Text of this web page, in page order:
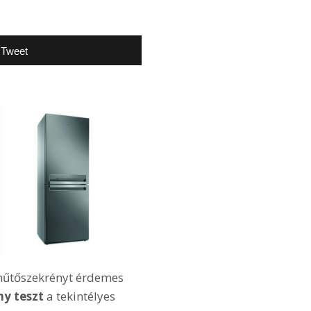
Tweet
érdemes
teszt a tekintélyes